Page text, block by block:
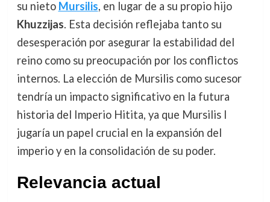
su nieto Mursilis, en lugar de a su propio hijo
Khuzzijas. Esta decisión reflejaba tanto su
desesperación por asegurar la estabilidad del
reino como su preocupación por los conflictos
internos. La elección de Mursilis como sucesor
tendría un impacto significativo en la futura
historia del Imperio Hitita, ya que Mursilis I
jugaría un papel crucial en la expansión del
imperio y en la consolidación de su poder.
Relevancia actual